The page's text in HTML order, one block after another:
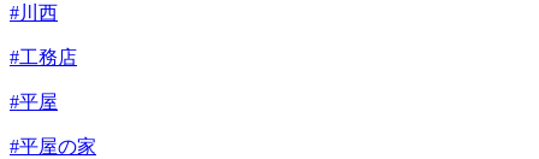
#川西
#工務店
#平屋
#平屋の家